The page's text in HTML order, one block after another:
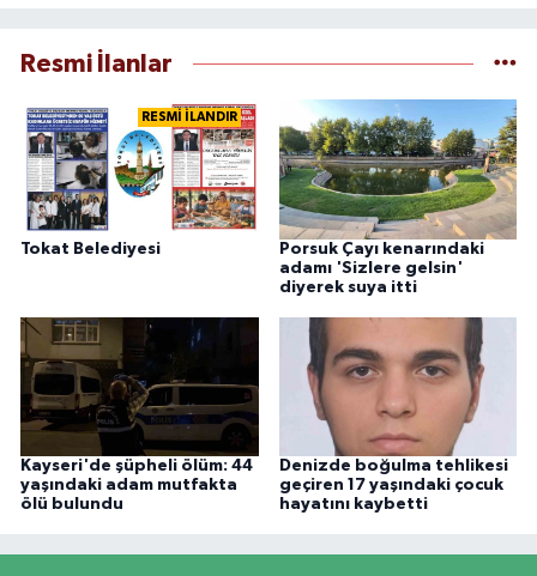
Resmi İlanlar
RESMİ İLANDIR
Tokat Belediyesi
Porsuk Çayı kenarındaki
adamı 'Sizlere gelsin'
diyerek suya itti
Kayseri'de şüpheli ölüm: 44
yaşındaki adam mutfakta
ölü bulundu
Denizde boğulma tehlikesi
geçiren 17 yaşındaki çocuk
hayatını kaybetti